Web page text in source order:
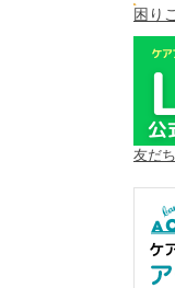
困り
友だ